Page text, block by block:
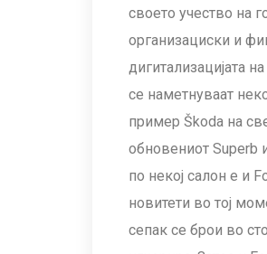
своето учество на
организациски и
дигитализацијата
се наметнуваат
пример Škoda на
обновениот Superb
по некој салон е и
новитети во тој
сепак се брои во